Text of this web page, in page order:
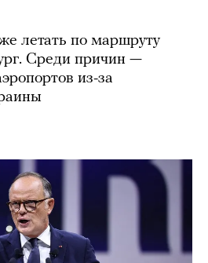
летать по маршруту
Среди причин —
из-за